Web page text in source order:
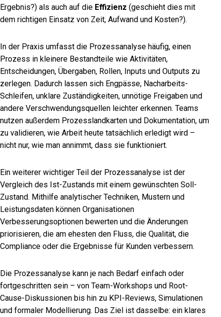
Ergebnis?) als auch auf die Effizienz (geschieht dies mit
dem richtigen Einsatz von Zeit, Aufwand und Kosten?).
In der Praxis umfasst die Prozessanalyse häufig, einen
Prozess in kleinere Bestandteile wie Aktivitäten,
Entscheidungen, Übergaben, Rollen, Inputs und Outputs zu
zerlegen. Dadurch lassen sich Engpässe, Nacharbeits-
Schleifen, unklare Zuständigkeiten, unnötige Freigaben und
andere Verschwendungsquellen leichter erkennen. Teams
nutzen außerdem Prozesslandkarten und Dokumentation, um
zu validieren, wie Arbeit heute tatsächlich erledigt wird –
nicht nur, wie man annimmt, dass sie funktioniert.
Ein weiterer wichtiger Teil der Prozessanalyse ist der
Vergleich des Ist-Zustands mit einem gewünschten Soll-
Zustand. Mithilfe analytischer Techniken, Mustern und
Leistungsdaten können Organisationen
Verbesserungsoptionen bewerten und die Änderungen
priorisieren, die am ehesten den Fluss, die Qualität, die
Compliance oder die Ergebnisse für Kunden verbessern.
Die Prozessanalyse kann je nach Bedarf einfach oder
fortgeschritten sein – von Team-Workshops und Root-
Cause-Diskussionen bis hin zu KPI-Reviews, Simulationen
und formaler Modellierung. Das Ziel ist dasselbe: ein klares